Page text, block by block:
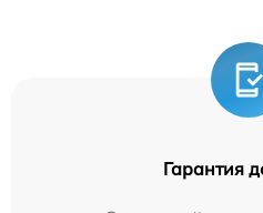
Гарантия